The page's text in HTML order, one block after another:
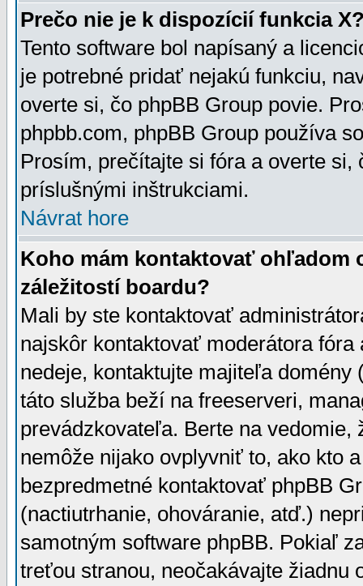
Prečo nie je k dispozícií funkcia
Tento software bol napísaný a
je potrebné pridať nejakú funkciu,
overte si, čo phpBB Group povie.
phpbb.com, phpBB Group používa
Prosím, prečítajte si fóra a overte
príslušnými inštrukciami.
Návrat hore
Koho mám kontaktovať ohľadom
záležitostí boardu?
Mali by ste kontaktovať
najskôr kontaktovať moderátora
nedeje, kontaktujte majiteľa
táto služba beží na freeserveri,
prevádzkovateľa. Berte na vedomie,
nemôže nijako ovplyvniť to, ako kto
bezpredmetné kontaktovať phpBB
(nactiutrhanie, ohováranie, atď.)
samotným software phpBB. Pokiaľ
treťou stranou, neočakávajte žiadnu